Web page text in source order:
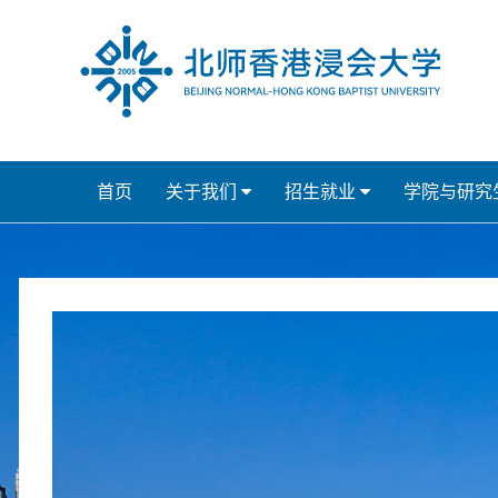
首页 关于我们 招生就业 学院与研